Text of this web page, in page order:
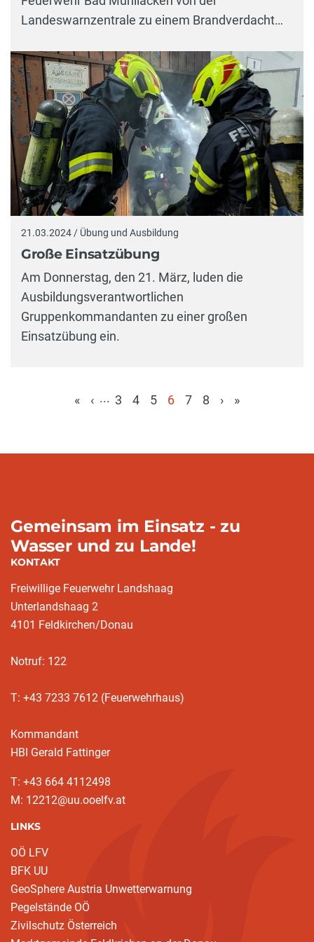
Landeswarnzentrale zu einem Brandverdacht…
21.03.2024 / Übung und Ausbildung
Große Einsatzübung
Am Donnerstag, den 21. März, luden die
Ausbildungsverantwortlichen
Gruppenkommandanten zu einer großen
Einsatzübung ein.
« ‹ ... 3 4 5
6
7 8 › »
Gemeinsam im Einsatz - zu
Wasser und zu Lande!
KONTAKT
Freiwillige Feuerwehr Landshaag
Unterlandshaag 2
4101 Feldkirchen/Donau
Notruf: 122
T: +43 7233 7612 (Feuerwehrhaus)
Kommandant
HBI Gerald Fattinger
T: +43 664 4112498
M: 12212@uu.ooelfv.at
LINKS
OÖ LFV
BFK UU
GeoSphere Austria Unwetterwarnung
Pegelstände OÖ
Zivilschutz Österreich